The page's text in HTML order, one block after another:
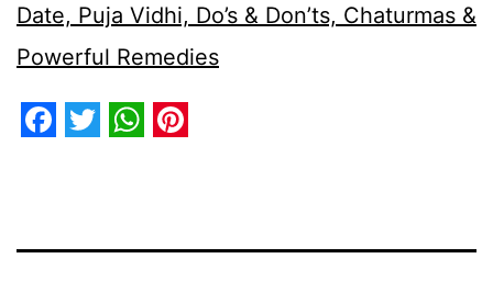
Date, Puja Vidhi, Do’s & Don’ts, Chaturmas &
Powerful Remedies